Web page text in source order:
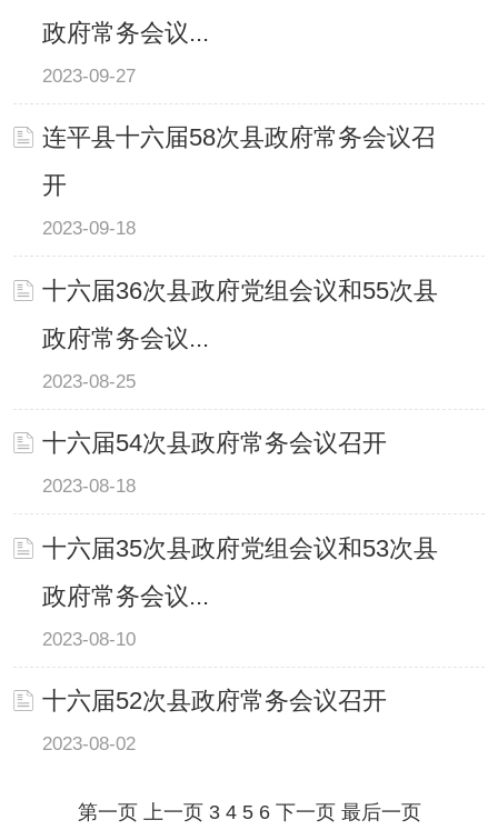
政府常务会议...
2023-09-27
连平县十六届58次县政府常务会议召
开
2023-09-18
十六届36次县政府党组会议和55次县
政府常务会议...
2023-08-25
十六届54次县政府常务会议召开
2023-08-18
十六届35次县政府党组会议和53次县
政府常务会议...
2023-08-10
十六届52次县政府常务会议召开
2023-08-02
第一页 上一页 3 4 5 6 下一页 最后一页